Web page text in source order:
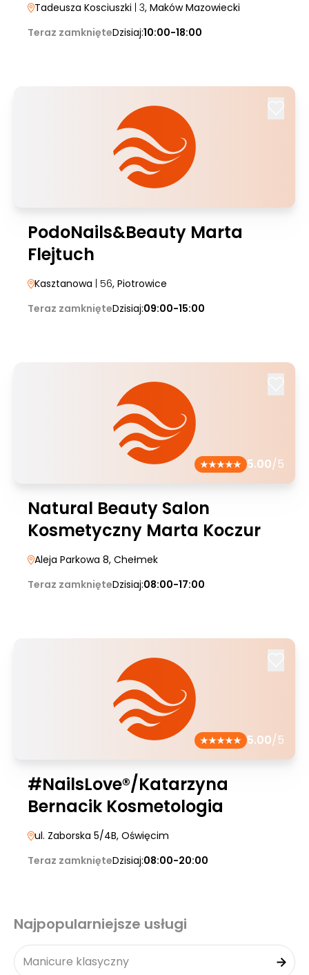
Tadeusza Kosciuszki | 3, Maków Mazowiecki
Teraz zamknięteDzisiaj:10:00-18:00
PodoNails&Beauty Marta
Flejtuch
Kasztanowa | 56, Piotrowice
Teraz zamknięteDzisiaj:09:00-15:00
5.00/5
Natural Beauty Salon
Kosmetyczny Marta Koczur
Aleja Parkowa 8, Chełmek
Teraz zamknięteDzisiaj:08:00-17:00
5.00/5
#NailsLove®/Katarzyna
Bernacik Kosmetologia
ul. Zaborska 5/4B, Oświęcim
Teraz zamknięteDzisiaj:08:00-20:00
Najpopularniejsze usługi
Manicure klasyczny